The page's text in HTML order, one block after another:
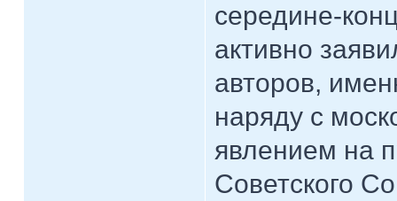
середине-
активно
авторов,
наряду с
явлением на
Советского